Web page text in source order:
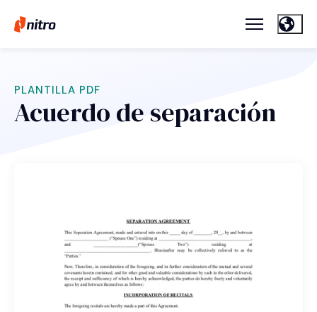
PLANTILLA PDF
Acuerdo de separación